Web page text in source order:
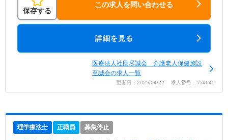
保存する
この求人を問い合わせる
詳細を見る
医療法人社団尽誠会 介護老人保健施設
至誠会の求人一覧
更新日：2025/04/22 求人番号：554645
理学療法士 正職員 募集停止